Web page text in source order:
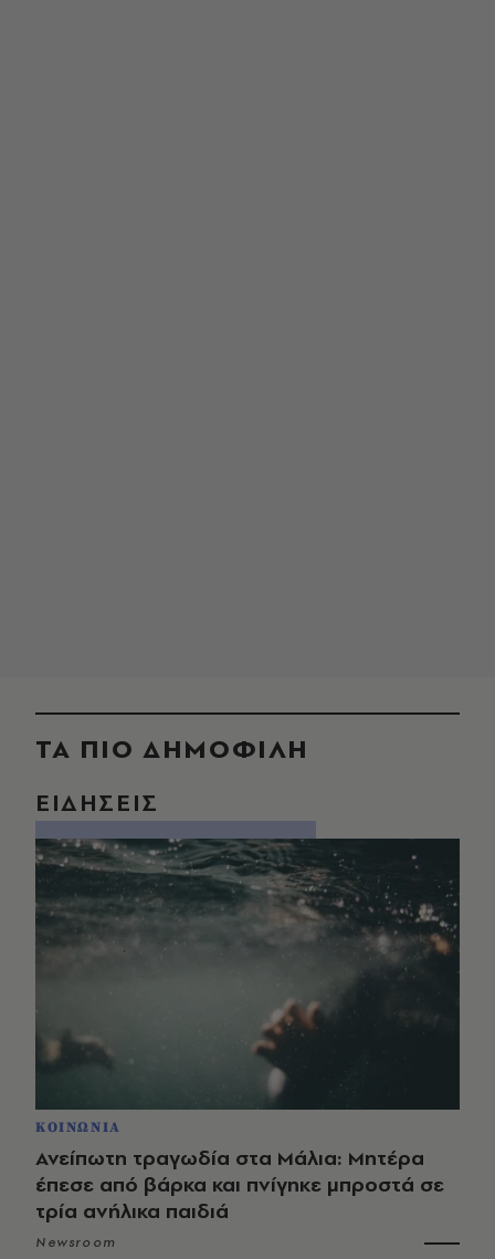
ΤΑ ΠΙΟ ΔΗΜΟΦΙΛΗ
ΕΙΔΗΣΕΙΣ
ΚΟΙΝΩΝΙΑ
Ανείπωτη τραγωδία στα Μάλια: Μητέρα
έπεσε από βάρκα και πνίγηκε μπροστά σε
τρία ανήλικα παιδιά
Newsroom